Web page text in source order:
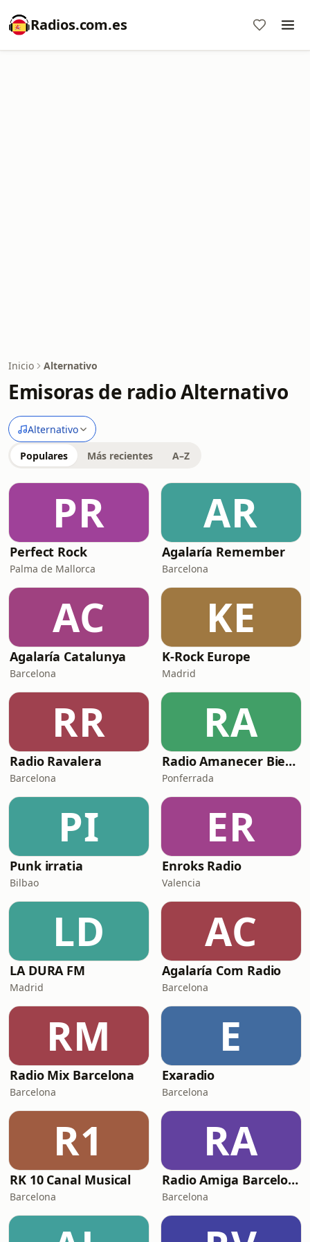
Radios.com.es
Inicio Alternativo
Emisoras de radio Alternativo
Alternativo
Populares Más recientes A–Z
PR
Perfect Rock
Palma de Mallorca
AR
Agalaría Remember
Barcelona
AC
Agalaría Catalunya
Barcelona
KE
K-Rock Europe
Madrid
RR
Radio Ravalera
Barcelona
RA
Radio Amanecer Bierzo
Ponferrada
PI
Punk irratia
Bilbao
ER
Enroks Radio
Valencia
LD
LA DURA FM
Madrid
AC
Agalaría Com Radio
Barcelona
RM
Radio Mix Barcelona
Barcelona
E
Exaradio
Barcelona
R1
RK 10 Canal Musical
Barcelona
RA
Radio Amiga Barcelona
Barcelona